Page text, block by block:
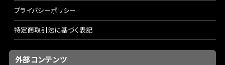
プライバシーポリシー
特定商取引法に基づく表記
外部コンテンツ